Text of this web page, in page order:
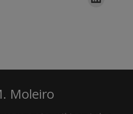
Moleiro